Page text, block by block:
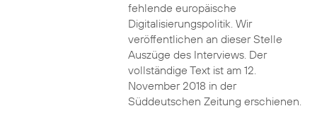
fehlende europäische
Digitalisierungspolitik. Wir
veröffentlichen an dieser Stelle
Auszüge des Interviews. Der
vollständige Text ist am 12.
November 2018 in der
Süddeutschen Zeitung erschienen.